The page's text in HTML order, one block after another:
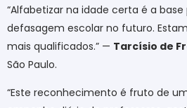
“Alfabetizar na idade certa é a
defasagem escolar no futuro.
mais qualificados.” — Tarcísio de
São Paulo.
“Este reconhecimento é fruto de